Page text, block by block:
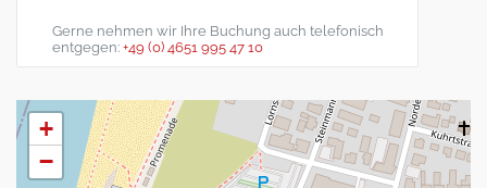
Gerne nehmen wir Ihre Buchung auch telefonisch
entgegen: +49 (0) 4651 995 47 10
+
−